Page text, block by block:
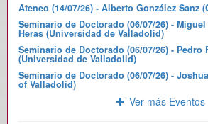
Ateneo (14/07/26) - Alberto González Sanz
Seminario de Doctorado (06/07/26) -
Heras (Universidad de Valladolid)
Seminario de Doctorado (06/07/26) - Pedro
(Universidad de Valladolid)
Seminario de Doctorado (06/07/26) -
of Valladolid)
Ver más Eventos